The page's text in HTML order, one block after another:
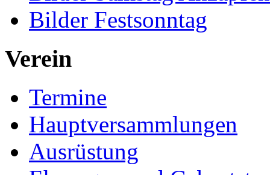
Bilder Festsonntag
Verein
Termine
Hauptversammlungen
Ausrüstung